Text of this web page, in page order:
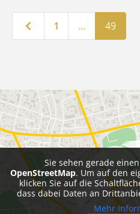
Neuere Beiträge
1 … 49
Sie sehen gerade
OpenStreetMap. Um auf den
klicken Sie auf die
dass dabei Daten an
Mehr